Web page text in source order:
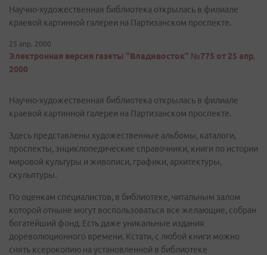
Научно-художественная библиотека открылась в филиале
краевой картинной галереи на Партизанском проспекте.
25 апр. 2000
Электронная версия газеты "Владивосток" №775 от 25 апр.
2000
Научно-художественная библиотека открылась в филиале
краевой картинной галереи на Партизанском проспекте.
Здесь представлены художественные альбомы, каталоги,
проспекты, энциклопедические справочники, книги по истории
мировой культуры и живописи, графики, архитектуры,
скульптуры.
По оценкам специалистов, в библиотеке, читальным залом
которой отныне могут воспользоваться все желающие, собран
богатейший фонд. Есть даже уникальные издания
дореволюционного времени. Кстати, с любой книги можно
снять ксерокопию на установленной в библиотеке